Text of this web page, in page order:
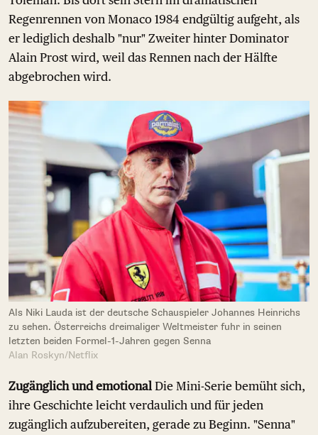
Regenrennen von Monaco 1984 endgültig aufgeht, als
er lediglich deshalb "nur" Zweiter hinter Dominator
Alain Prost wird, weil das Rennen nach der Hälfte
abgebrochen wird.
Als Niki Lauda ist der deutsche Schauspieler Johannes Heinrichs
zu sehen. Österreichs dreimaliger Weltmeister fuhr in seinen
letzten beiden Formel-1-Jahren gegen Senna
Alan Roskyn/Netflix
Zugänglich und emotional Die Mini-Serie bemüht sich,
ihre Geschichte leicht verdaulich und für jeden
zugänglich aufzubereiten, gerade zu Beginn. "Senna"